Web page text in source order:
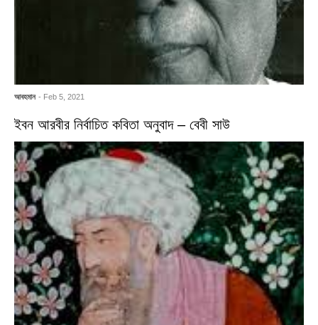
আবহমান - Feb 5, 2021
ইবন আরবীর নির্বাচিত কবিতা অনুবাদ – বেবী সাউ